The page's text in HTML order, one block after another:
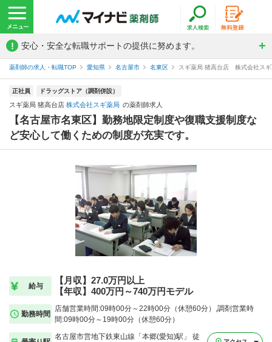
! 安心・安全な転職サポートの提供に努めます。
薬剤師の求人・転職TOP 愛知県 名古屋市 名東区 スギ薬局 猪高台店 株式会社ス
正社員 ドラッグストア（調剤併設）
スギ薬局 猪高台店 株式会社スギ薬局 の薬剤師求人
【名古屋市名東区】勤務地限定制度や復職支援制度な
ど安心して働くための制度が充実です。
給与
【月収】27.0万円以上
【年収】400万円～740万円モデル
勤務時間
店舗営業時間:09時00分～22時00分（休憩60分）,調剤営業時
間:09時00分～19時00分（休憩60分）
名古屋市営地下鉄東山線「本郷(愛知)駅」 徒